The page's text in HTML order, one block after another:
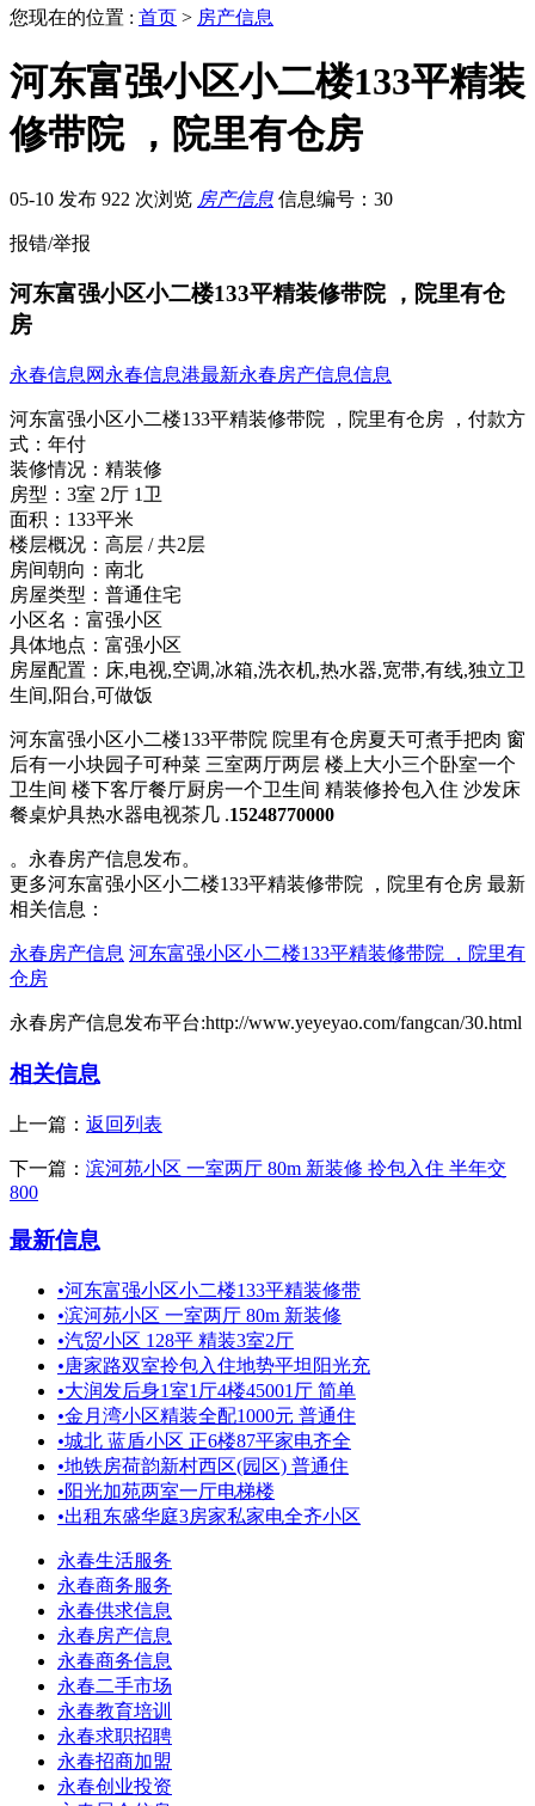
您现在的位置 : 首页 > 房产信息
河东富强小区小二楼133平精装
修带院 ，院里有仓房
05-10 发布 922 次浏览 房产信息 信息编号：30
报错/举报
河东富强小区小二楼133平精装修带院 ，院里有仓
房
永春信息网 永春信息港最新永春房产信息信息
河东富强小区小二楼133平精装修带院 ，院里有仓房 ， 付款方
式： 年付
装修情况： 精装修
房型： 3室 2厅 1卫
面积： 133平米
楼层概况： 高层 / 共2层
房间朝向： 南北
房屋类型： 普通住宅
小区名： 富强小区
具体地点： 富强小区
房屋配置： 床,电视,空调,冰箱,洗衣机,热水器,宽带,有线,独立卫
生间,阳台,可做饭
河东富强小区小二楼133平带院 院里有仓房夏天可煮手把肉 窗
后有一小块园子可种菜 三室两厅两层 楼上大小三个卧室一个
卫生间 楼下客厅餐厅厨房一个卫生间 精装修拎包入住 沙发床
餐桌炉具热水器电视茶几 .15248770000
。永春房产信息发布。
更多河东富强小区小二楼133平精装修带院 ，院里有仓房 最新
相关信息：
永春房产信息 河东富强小区小二楼133平精装修带院 ，院里有
仓房
永春房产信息发布平台:http://www.yeyeyao.com/fangcan/30.html
相关信息
上一篇： 返回列表
下一篇： 滨河苑小区 一室两厅 80m 新装修 拎包入住 半年交
800
最新信息
•河东富强小区小二楼133平精装修带
•滨河苑小区 一室两厅 80m 新装修
•汽贸小区 128平 精装3室2厅
•唐家路双室拎包入住地势平坦阳光充
•大润发后身1室1厅4楼45001厅 简单
•金月湾小区精装全配1000元 普通住
•城北 蓝盾小区 正6楼87平家电齐全
•地铁房荷韵新村西区(园区) 普通住
•阳光加苑两室一厅电梯楼
•出租东盛华庭3房家私家电全齐小区
永春生活服务
永春商务服务
永春供求信息
永春房产信息
永春商务信息
永春二手市场
永春教育培训
永春求职招聘
永春招商加盟
永春创业投资